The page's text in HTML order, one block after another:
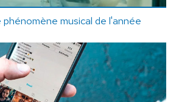
phénomène musical de l'année